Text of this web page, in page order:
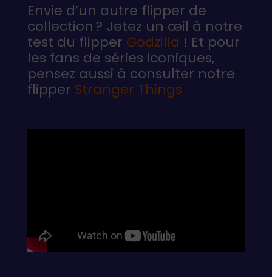
Envie d’un autre flipper de
collection ? Jetez un œil à notre
test du flipper Godzilla ! Et pour
les fans de séries iconiques,
pensez aussi à consulter notre
flipper Stranger Things